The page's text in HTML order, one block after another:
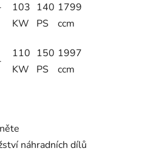
103
KW
140
PS
1799
ccm
110
KW
150
PS
1997
ccm
náhradních dílů